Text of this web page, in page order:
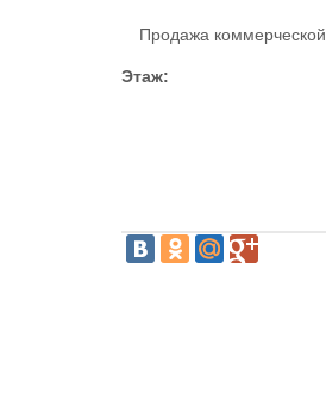
Продажа коммерческой
Этаж: